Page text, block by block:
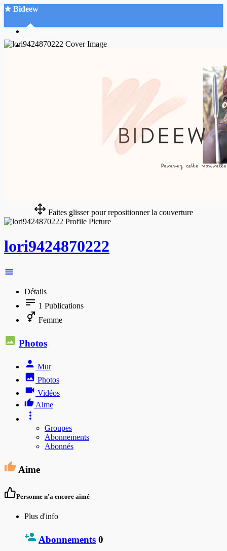
★ Bideew
Faites glisser pour repositionner la couverture
lori9424870222
Détails
1 Publications
Femme
Photos
Mur
Photos
Vidéos
Aime
Groupes
Abonnements
Abonnés
Aime
Personne n'a encore aimé
Plus d'info
Abonnements 0